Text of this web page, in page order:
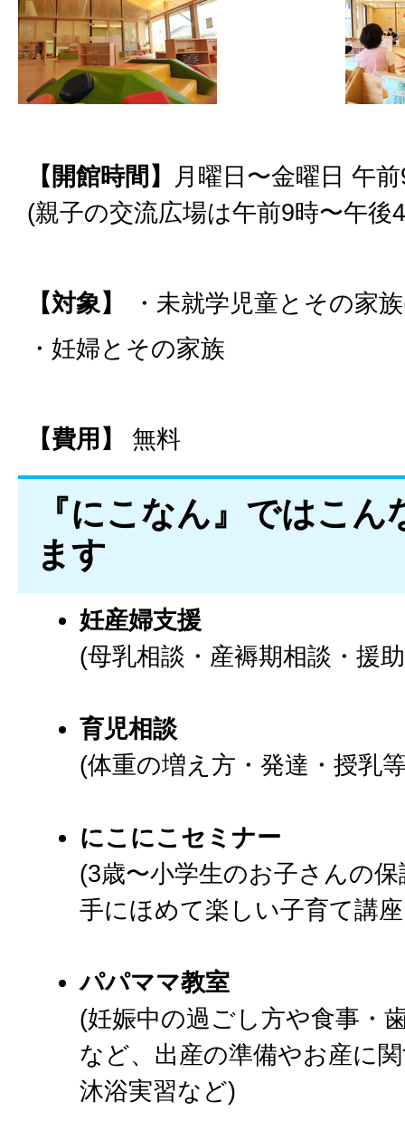
【開館時間】
月曜日〜金曜日 午
(親子の交流広場は午前9時〜午後
【対象】
・未就学児童とその家
・妊婦とその家族
【費用】 無料
『にこなん』ではこ
ます
妊産婦支援
(母乳相談・産褥期相談・援
育児相談
(体重の増え方・発達・授乳
にこにこセミナー
(3歳〜小学生のお子さんの
手にほめて楽しい子育て講
パパママ教室
(妊娠中の過ごし方や食事・
など、出産の準備やお産に
沐浴実習など)